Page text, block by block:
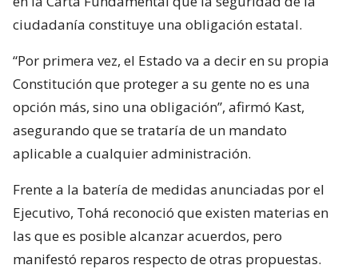
ciudadanía constituye una obligación estatal.
“Por primera vez, el Estado va a decir en su propia
Constitución que proteger a su gente no es una
opción más, sino una obligación”, afirmó Kast,
asegurando que se trataría de un mandato
aplicable a cualquier administración.
Frente a la batería de medidas anunciadas por el
Ejecutivo, Tohá reconoció que existen materias en
las que es posible alcanzar acuerdos, pero
manifestó reparos respecto de otras propuestas.